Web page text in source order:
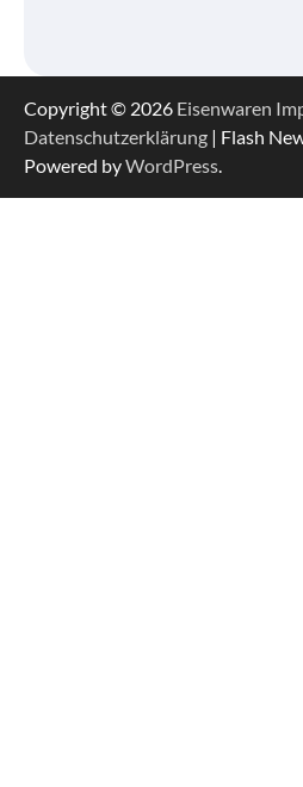
Copyright © 2026 Eisenwaren
Datenschutzerklärung | Flash
Powered byWordPress.